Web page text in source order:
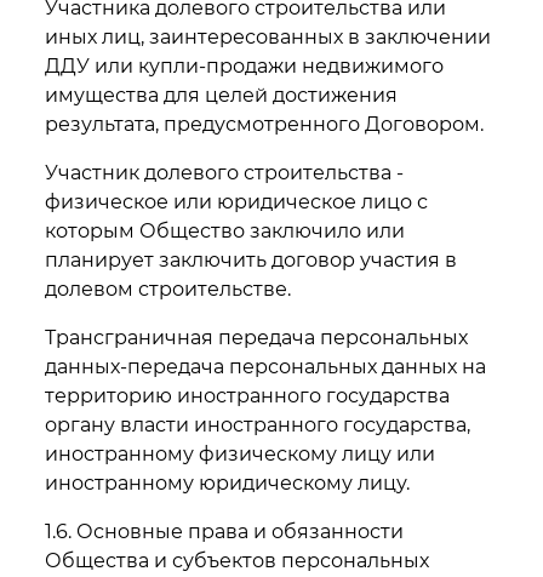
Участника долевого строительства или
иных лиц, заинтересованных в заключении
ДДУ или купли-продажи недвижимого
имущества для целей достижения
результата, предусмотренного Договором.
Участник долевого строительства -
физическое или юридическое лицо с
которым Общество заключило или
планирует заключить договор участия в
долевом строительстве.
Трансграничная передача персональных
данных-передача персональных данных на
территорию иностранного государства
органу власти иностранного государства,
иностранному физическому лицу или
иностранному юридическому лицу.
1.6. Основные права и обязанности
Общества и субъектов персональных